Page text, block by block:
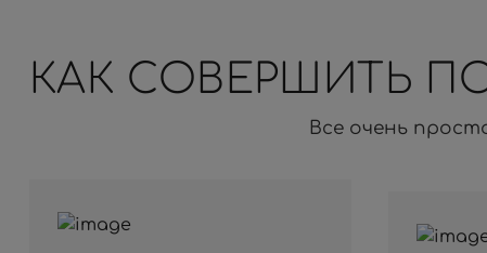
КАК СОВЕРШИТЬ
Все очень